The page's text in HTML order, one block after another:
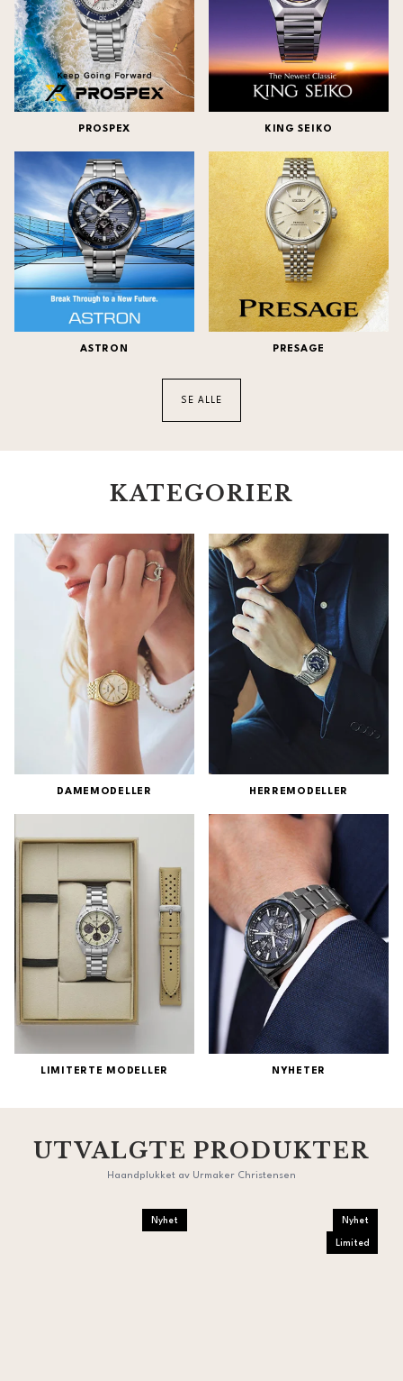
PROSPEX KING SEIKO
ASTRON PRESAGE
SE ALLE
KATEGORIER
DAMEMODELLER HERREMODELLER
LIMITERTE MODELLER NYHETER
UTVALGTE PRODUKTER
Haandplukket av Urmaker Christensen
Nyhet Nyhet
Limited